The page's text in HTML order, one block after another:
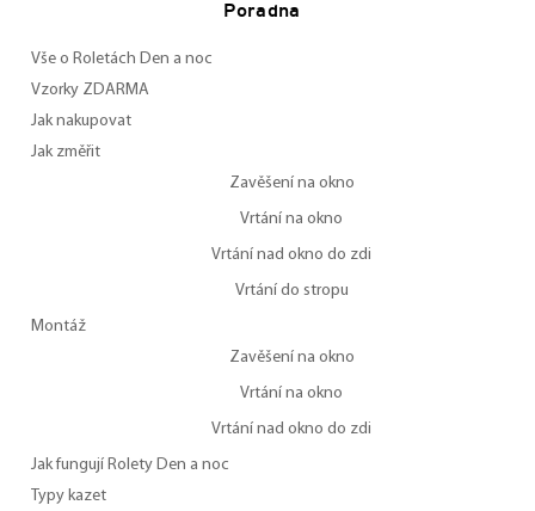
Poradna
Vše o Roletách Den a noc
Vzorky ZDARMA
Jak nakupovat
Jak změřit
Zavěšení na okno
Vrtání na okno
Vrtání nad okno do zdi
Vrtání do stropu
Montáž
Zavěšení na okno
Vrtání na okno
Vrtání nad okno do zdi
Jak fungují Rolety Den a noc
Typy kazet